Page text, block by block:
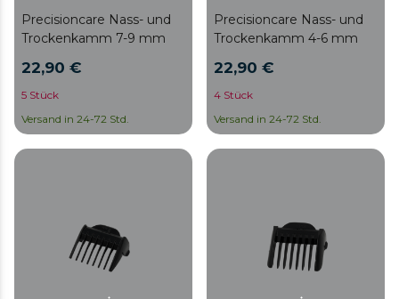
Precisioncare Nass- und
Trockenkamm 7-9 mm
22,90 €
5 Stück
Versand in 24-72 Std.
Precisioncare Nass- und
Trockenkamm 4-6 mm
22,90 €
4 Stück
Versand in 24-72 Std.